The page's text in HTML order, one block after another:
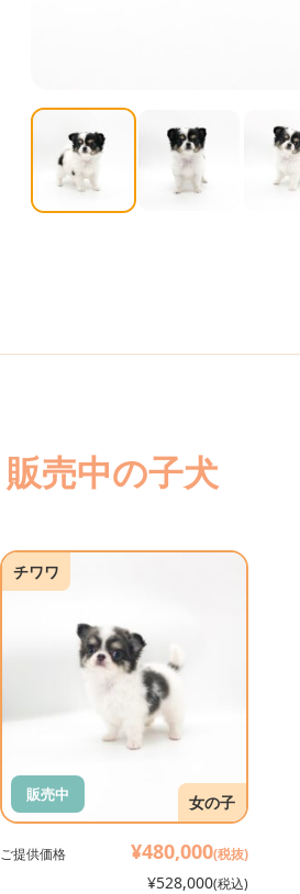
販売中の子犬
チワワ
販売中 女の子
ご提供価格 ¥480,000(税抜)
¥528,000(税込)